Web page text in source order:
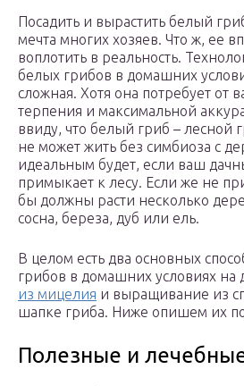
Посадить и вырастить белый
мечта многих хозяев. Что ж, ее
воплотить в реальность.
белых грибов в домашних
сложная. Хотя она потребует от
терпения и максимальной
ввиду, что белый гриб – лесной
не может жить без симбиоза с
идеальным будет, если ваш
примыкает к лесу. Если же не
бы должны расти несколько
сосна, береза, дуб или ель.
В целом есть два основных
грибов в домашних условиях на
из мицелия и выращивание из
шапке гриба. Ниже опишем их
Полезные и